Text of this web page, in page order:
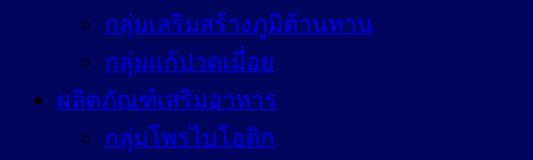
กลุ่มเสริมสร้างภูมิต้านทาน
กลุ่มแก้ปวดเมื่อย
ผลิตภัณฑ์เสริมอาหาร
กลุ่มโพรไบโอติก